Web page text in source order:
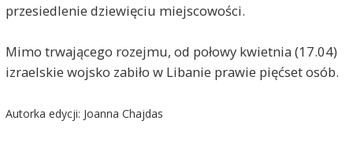
przesiedlenie dziewięciu miejscowości.
Mimo trwającego rozejmu, od połowy kwietnia (17.04)
izraelskie wojsko zabiło w Libanie prawie pięćset osób.
Autorka edycji: Joanna Chajdas